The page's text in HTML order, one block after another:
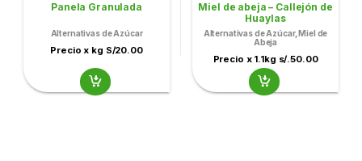
Panela Granulada
Alternativas de Azúcar
Precio x kg S/20.00
Miel de abeja – Callejón de
Huaylas
Alternativas de Azúcar,Miel de
Abeja
Precio x 1.1kg s/.50.00